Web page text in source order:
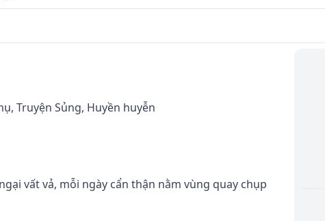
Truyện Sủng, Huyền huyễn
vất vả, mỗi ngày cẩn thận nằm vùng quay chụp